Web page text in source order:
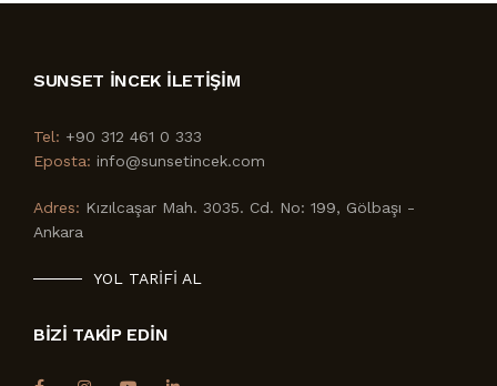
SUNSET İNCEK İLETIŞIM
Tel: +90 312 461 0 333
Eposta: info@sunsetincek.com
Adres: Kızılcaşar Mah. 3035. Cd. No: 199, Gölbaşı -
Ankara
YOL TARIFI AL
BİZİ TAKİP EDİN